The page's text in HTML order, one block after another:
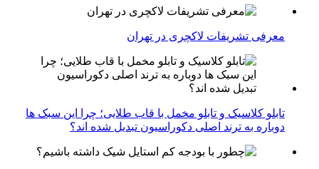
معرفی تشریفات لاکچری در تهران
تابلو کلاسیک و تابلو مخمل با قاب طلایی؛ چرا این سبک ها
دوباره به ترند اصلی دکوراسیون تبدیل شده اند؟